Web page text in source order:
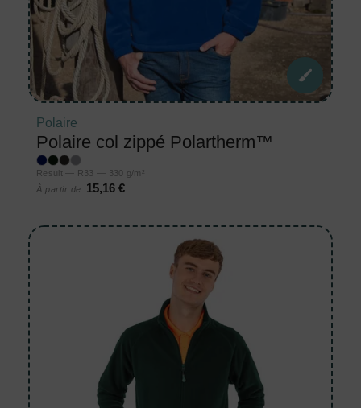
Polaire
Polaire col zippé Polartherm™
Result — R33 — 330 g/m²
À partir de
15,16 €